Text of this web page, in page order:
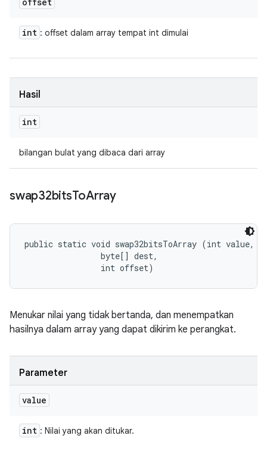
int : offset dalam array tempat int dimulai
Hasil
int
bilangan bulat yang dibaca dari array
swap32bitsToArray
public static void swap32bitsToArray (int value,
                byte[] dest,
                int offset)
Menukar nilai yang tidak bertanda, dan menempatkan
hasilnya dalam array yang dapat dikirim ke perangkat.
Parameter
value
int : Nilai yang akan ditukar.